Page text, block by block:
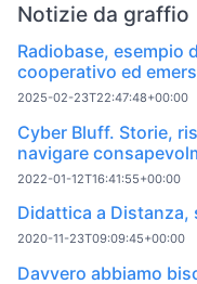
Notizie da graffio
Radiobase, esempio
cooperativo ed
2025-02-23T22:47:48+00:00
Cyber Bluff. Storie,
navigare
2022-01-12T16:41:55+00:00
Didattica a Distanza,
2020-11-23T09:09:45+00:00
Davvero abbiamo